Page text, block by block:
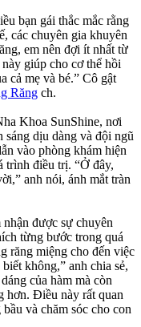
bạn gái thắc mắc rằng
các chuyên gia khuyên
em nên đợi ít nhất từ
giúp cho cơ thể hồi
cả mẹ và bé.” Cô gật
Răng ch.
Khoa SunShine, nơi
sáng dịu dàng và đội ngũ
vào phòng khám hiện
trình điều trị. “Ở đây,
anh nói, ánh mắt tràn
được sự chuyên
từng bước trong quá
răng miệng cho đến việc
không,” anh chia sẻ,
của hàm mà còn
hơn. Điều này rất quan
và chăm sóc cho con